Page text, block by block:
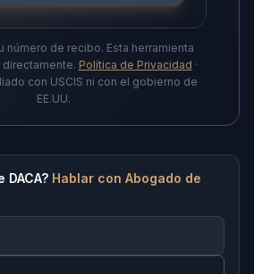
número de recibo. Esta herramienta
directamente. Política de Privacidad ·
con USCIS ni con el gobierno de
EE.UU.
Hablar con Abogado de